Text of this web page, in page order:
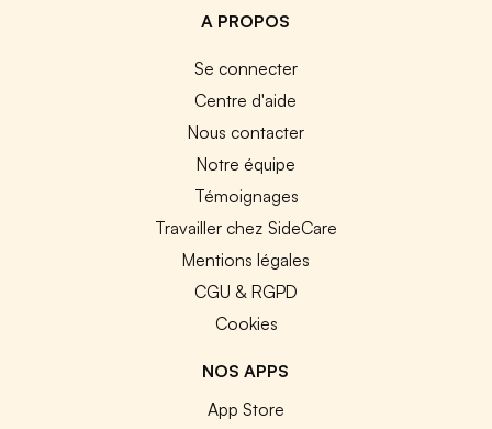
A PROPOS
Se connecter
Centre d'aide
Nous contacter
Notre équipe
Témoignages
Travailler chez SideCare
Mentions légales
CGU & RGPD
Cookies
NOS APPS
App Store